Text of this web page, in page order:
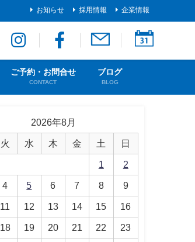
お知らせ 採用情報 企業情報
ご予約・お問合せ
CONTACT
ブログ
BLOG
2026年8月
火 水 木 金 土 日
1 2
4 5 6 7 8 9
11 12 13 14 15 16
18 19 20 21 22 23